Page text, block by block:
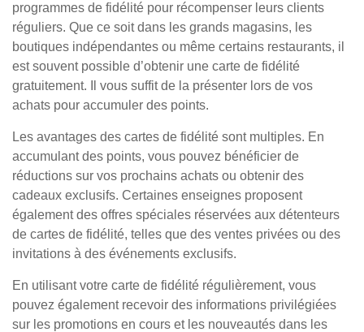
programmes de fidélité pour récompenser leurs clients
réguliers. Que ce soit dans les grands magasins, les
boutiques indépendantes ou même certains restaurants, il
est souvent possible d’obtenir une carte de fidélité
gratuitement. Il vous suffit de la présenter lors de vos
achats pour accumuler des points.
Les avantages des cartes de fidélité sont multiples. En
accumulant des points, vous pouvez bénéficier de
réductions sur vos prochains achats ou obtenir des
cadeaux exclusifs. Certaines enseignes proposent
également des offres spéciales réservées aux détenteurs
de cartes de fidélité, telles que des ventes privées ou des
invitations à des événements exclusifs.
En utilisant votre carte de fidélité régulièrement, vous
pouvez également recevoir des informations privilégiées
sur les promotions en cours et les nouveautés dans les